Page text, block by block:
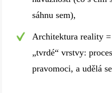
sáhnu sem),
Architektura reality
„tvrdé“ vrstvy:
pravomoci, a udělá